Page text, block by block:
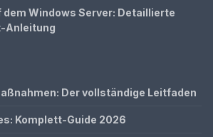
dem Windows Server: Detaillierte
Der vollständige Leitfaden
Komplett-Guide 2026